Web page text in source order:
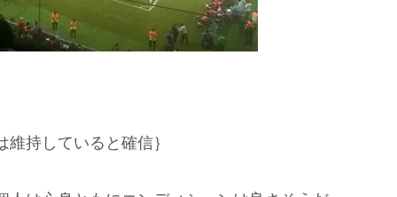
維持していると確信｝